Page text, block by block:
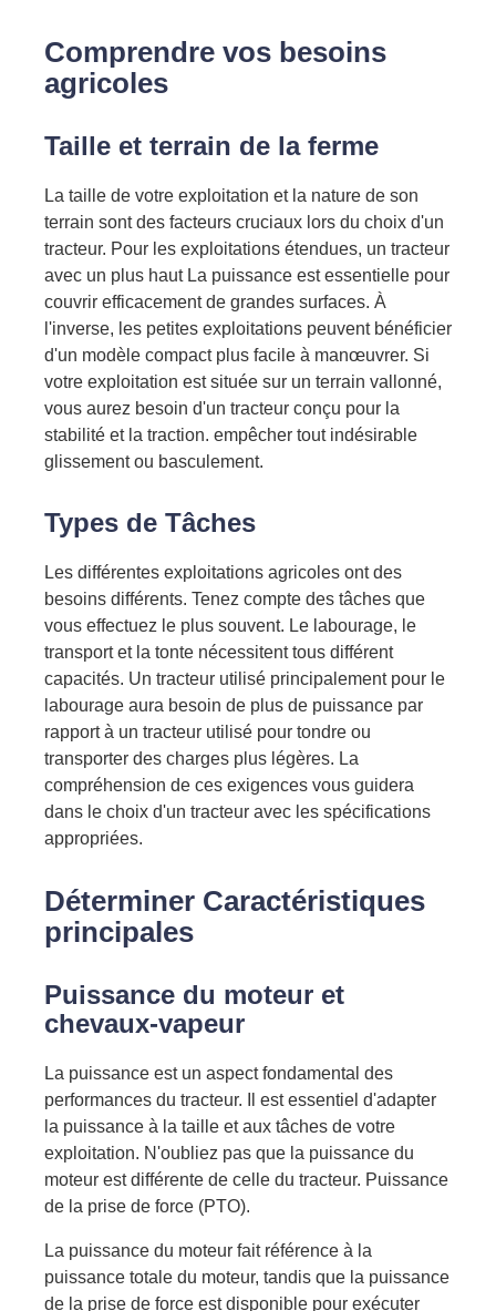
Comprendre vos besoins
agricoles
Taille et terrain de la ferme
La taille de votre exploitation et la nature de son
terrain sont des facteurs cruciaux lors du choix d'un
tracteur. Pour les exploitations étendues, un tracteur
avec un plus hautLa puissance est essentielle pour
couvrir efficacement de grandes surfaces. À
l'inverse, les petites exploitations peuvent bénéficier
d'un modèle compact plus facile à manœuvrer. Si
votre exploitation est située sur un terrain vallonné,
vous aurez besoin d'un tracteur conçu pour la
stabilité et la traction. empêcher tout indésirable
glissement ou basculement.
Types de Tâches
Les différentes exploitations agricoles ont des
besoins différents. Tenez compte des tâches que
vous effectuez le plus souvent. Le labourage, le
transport et la tonte nécessitent tous différent
capacités. Un tracteur utilisé principalement pour le
labourage aura besoin de plus de puissance par
rapport à un tracteur utilisé pour tondre ou
transporter des charges plus légères. La
compréhension de ces exigences vous guidera
dans le choix d'un tracteur avec les spécifications
appropriées.
Déterminer Caractéristiques
principales
Puissance du moteur et
chevaux-vapeur
La puissance est un aspect fondamental des
performances du tracteur. Il est essentiel d'adapter
la puissance à la taille et aux tâches de votre
exploitation. N'oubliez pas que la puissance du
moteur est différente de celle du tracteur. Puissance
de la prise de force (PTO).
La puissance du moteur fait référence à la
puissance totale du moteur, tandis que la puissance
de la prise de force est disponible pour exécuter